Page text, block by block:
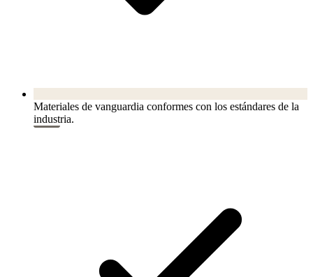
Materiales de vanguardia conformes con los estándares de la
industria.